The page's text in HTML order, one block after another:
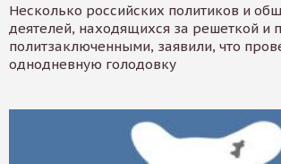
Несколько российских политиков и
деятелей, находящихся за решеткой и
политзаключенными, заявили, что
однодневную голодовку